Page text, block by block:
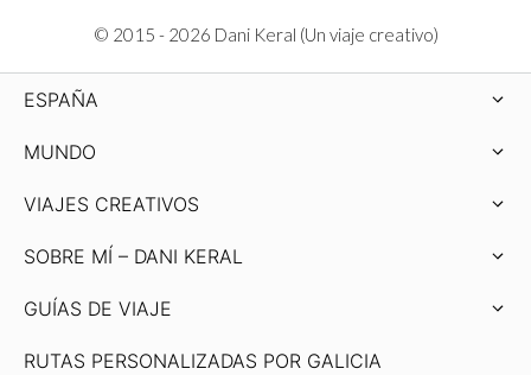
© 2015 - 2026 Dani Keral (Un viaje creativo)
ESPAÑA
MUNDO
VIAJES CREATIVOS
SOBRE MÍ – DANI KERAL
GUÍAS DE VIAJE
RUTAS PERSONALIZADAS POR GALICIA